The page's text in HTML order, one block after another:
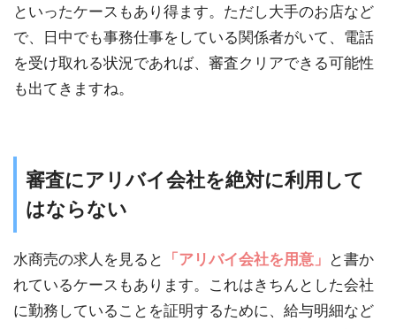
といったケースもあり得ます。ただし大手のお店など
で、日中でも事務仕事をしている関係者がいて、電話
を受け取れる状況であれば、審査クリアできる可能性
も出てきますね。
審査にアリバイ会社を絶対に利用して
はならない
水商売の求人を見ると 「アリバイ会社を用意」
と書か
れているケースもあります。これはきちんとした会社
に勤務していることを証明するために、給与明細など